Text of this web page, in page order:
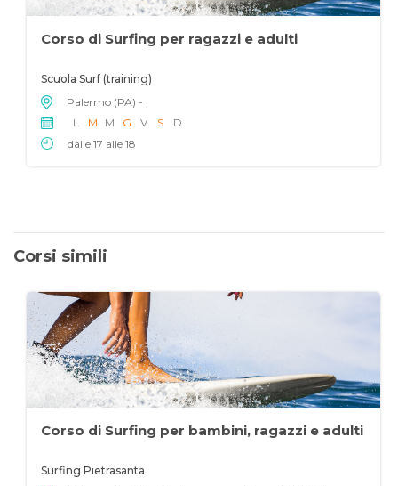
Corso di Surfing per ragazzi e adulti
Scuola Surf (training)
Palermo (PA) - ,
L
M M G V S
D
dalle 17 alle 18
Corsi simili
Corso di Surfing per bambini, ragazzi e adulti
Surfing Pietrasanta